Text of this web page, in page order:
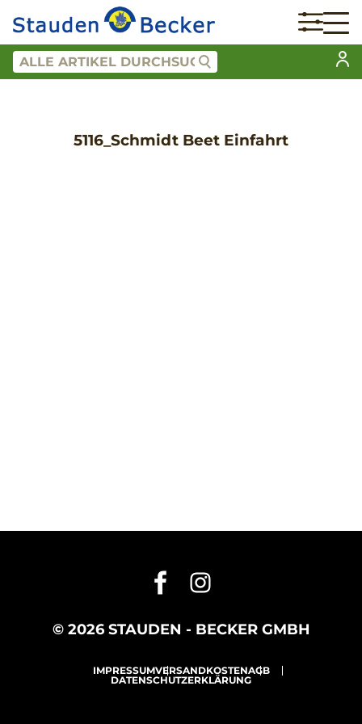
5116_Schmidt Beet Einfahrt
© 2026 STAUDEN - BECKER GMBH
IMPRESSUMVERSANDKOSTENAGB
DATENSCHUTZERKLÄRUNG